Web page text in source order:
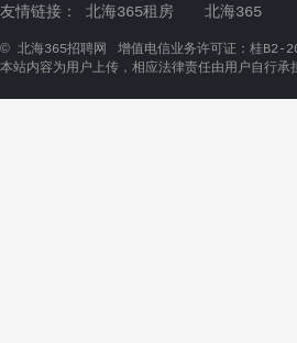
友情链接： 北海365租房 北海365
© 北海365招聘网 增值电信业务许可证：桂B2-
本站内容为用户上传，相应法律责任由用户自行